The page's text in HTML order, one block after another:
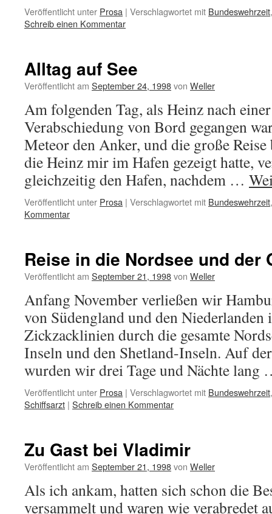
Veröffentlicht unter Prosa | Verschlagwortet mit Bundeswehrzeit
Schreib einen Kommentar
Alltag auf See
Veröffentlicht am September 24, 1998von Weller
Am folgenden Tag, als Heinz nach
Verabschiedung von Bord gegangen
Meteor den Anker, und die große
die Heinz mir im Hafen gezeigt hatte,
gleichzeitig den Hafen, nachdem …
Veröffentlicht unter Prosa | Verschlagwortet mit Bundeswehrzeit
Kommentar
Reise in die Nordsee und der
Veröffentlicht am September 21, 1998von Weller
Anfang November verließen wir
von Südengland und den Niederlanden
Zickzacklinien durch die gesamte
Inseln und den Shetland-Inseln. Auf
wurden wir drei Tage und Nächte
Veröffentlicht unter Prosa | Verschlagwortet mit Bundeswehrzeit
Schiffsarzt | Schreib einen Kommentar
Zu Gast bei Vladimir
Veröffentlicht am September 21, 1998von Weller
Als ich ankam, hatten sich schon die
versammelt und waren wie verabredet